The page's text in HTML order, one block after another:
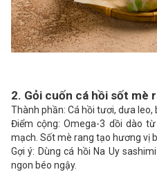
2. Gỏi cuốn cá hồi sốt mè
Thành phần: Cá hồi tươi, dưa leo,
Điểm cộng: Omega-3 dồi dào
mạch. Sốt mè rang tạo hương vị
Gợi ý: Dùng cá hồi Na Uy
ngon béo ngậy.